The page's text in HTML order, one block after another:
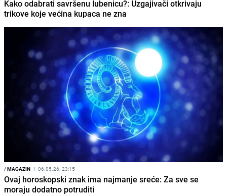
Kako odabrati savršenu lubenicu?: Uzgajivači otkrivaju
trikove koje većina kupaca ne zna
/MAGAZIN I 06.05.26. 23:15
Ovaj horoskopski znak ima najmanje sreće: Za sve se
moraju dodatno potruditi